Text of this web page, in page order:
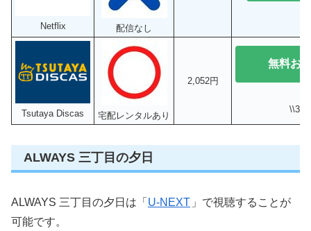
Netflix 配信なし
Tsutaya Discas 宅配レンタルあり
2,052円
無料お
\\30
ALWAYS 三丁目の夕日
ALWAYS 三丁目の夕日は「 U-NEXT 」で視聴することが
可能です。